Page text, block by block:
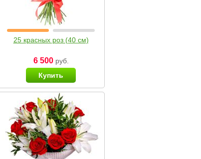
25 красных роз (40 см)
6 500руб.
Купить